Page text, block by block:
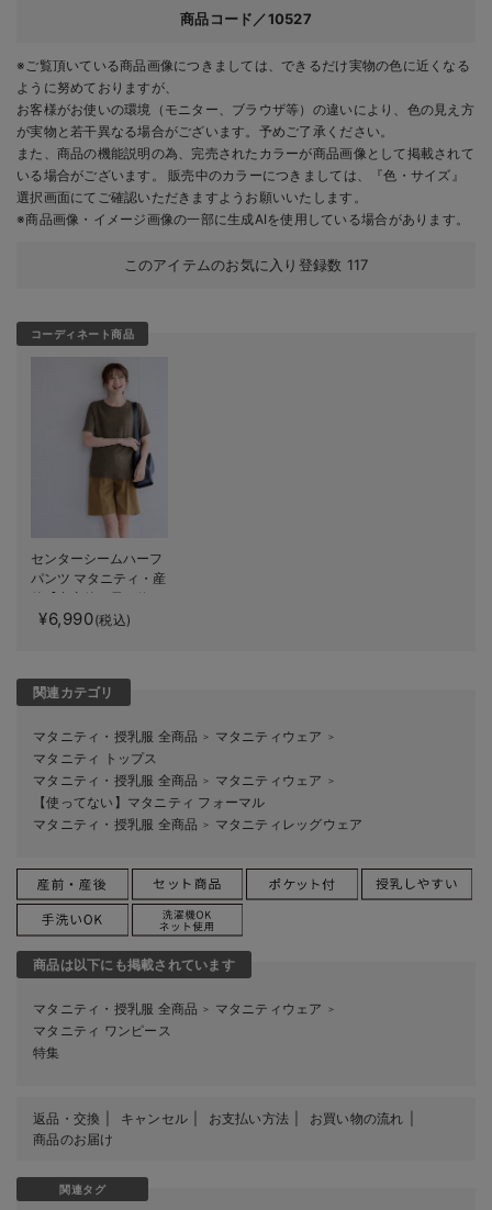
商品コード／10527
※ご覧頂いている商品画像につきましては、できるだけ実物の色に近くなる
ように努めておりますが、
お客様がお使いの環境（モニター、ブラウザ等）の違いにより、色の見え方
が実物と若干異なる場合がございます。予めご了承ください。
また、商品の機能説明の為、完売されたカラーが商品画像として掲載されて
いる場合がございます。 販売中のカラーにつきましては、『色・サイズ』
選択画面にてご確認いただきますようお願いいたします。
※商品画像・イメージ画像の一部に生成AIを使用している場合があります。
このアイテムのお気に入り登録数 117
コーディネート商品
センターシームハーフ
パンツ マタニティ・産
後【出産後も長く使え
る】
¥6,990(税込)
関連カテゴリ
マタニティ・授乳服 全商品 ＞ マタニティウェア ＞
マタニティ トップス
マタニティ・授乳服 全商品 ＞ マタニティウェア ＞
【使ってない】マタニティ フォーマル
マタニティ・授乳服 全商品 ＞ マタニティレッグウェア
商品は以下にも掲載されています
マタニティ・授乳服 全商品 ＞ マタニティウェア ＞
マタニティ ワンピース
特集
返品・交換 キャンセル お支払い方法
お買い物の流れ
商品のお届け
関連タグ